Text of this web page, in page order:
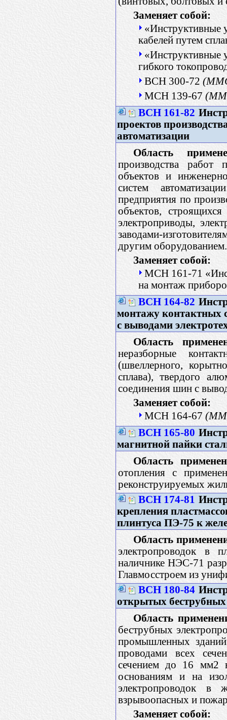
Заменяет собой:
«Инструктивные
кабелей путем
«Инструктивные
гибкого
ВСН 300-72
МСН 139-67
ВСН 161-82
проектов
автоматизации
Область
производства работ
объектов и
систем
предприятия по
объектов,
электроприводы,
заводами-
другим оборудованием.
Заменяет собой:
МСН 161-71
на монтаж
ВСН 164-82
монтажу контактных
с выводами
Область
неразборные
(швеллерного,
сплава), твердого
соединения шин с
Заменяет собой:
МСН 164-67
ВСН 165-80
магнитной пайки
Область
отопления с
реконструируемых
ВСН 174-81
крепления
плинтуса ПЭ-75 к
Область
электропроводок в
наличнике НЭС-71
Главмосстроем из
ВСН 180-84
открытых беструбных
Область
беструбных
промышленных
проводами всех
сечением до 16 мм2
основаниям и на
электропроводок
взрывоопасных и
Заменяет собой: